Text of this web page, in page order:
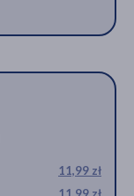
11,99 zł
11,99 zł